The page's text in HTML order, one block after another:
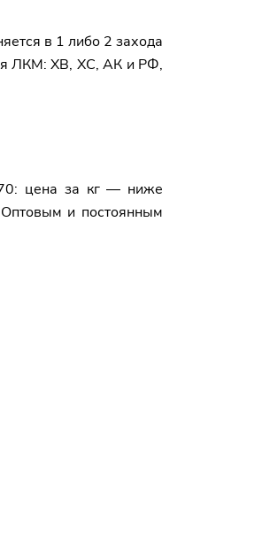
в 1 либо 2 захода
ЛКМ: ХВ, ХС, АК и РФ,
70: цена за кг — ниже
и постоянным